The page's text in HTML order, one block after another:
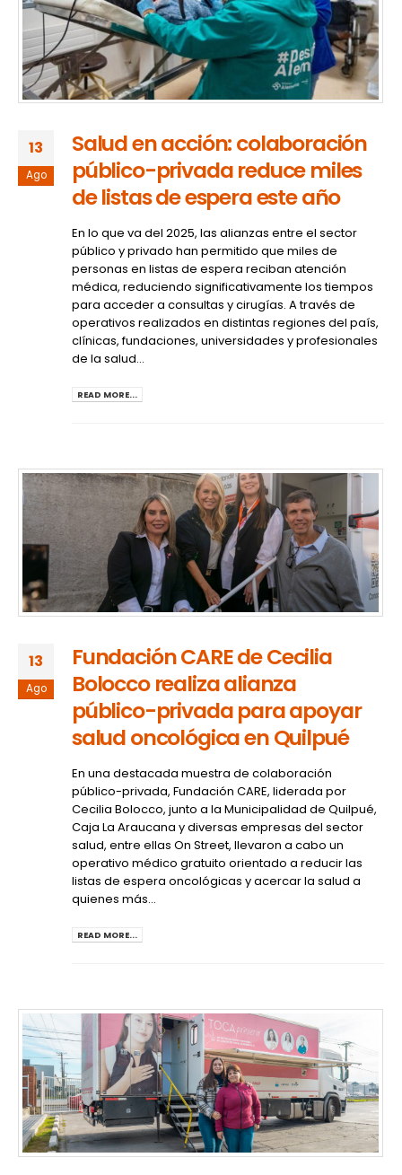
13
Ago
Salud en acción: colaboración
público-privada reduce miles
de listas de espera este año
En lo que va del 2025, las alianzas entre el sector
público y privado han permitido que miles de
personas en listas de espera reciban atención
médica, reduciendo significativamente los tiempos
para acceder a consultas y cirugías. A través de
operativos realizados en distintas regiones del país,
clínicas, fundaciones, universidades y profesionales
de la salud...
READ MORE...
13
Ago
Fundación CARE de Cecilia
Bolocco realiza alianza
público-privada para apoyar
salud oncológica en Quilpué
En una destacada muestra de colaboración
público-privada, Fundación CARE, liderada por
Cecilia Bolocco, junto a la Municipalidad de Quilpué,
Caja La Araucana y diversas empresas del sector
salud, entre ellas On Street, llevaron a cabo un
operativo médico gratuito orientado a reducir las
listas de espera oncológicas y acercar la salud a
quienes más...
READ MORE...